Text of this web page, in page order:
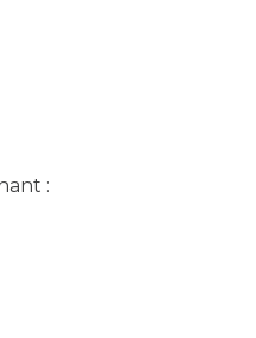
: